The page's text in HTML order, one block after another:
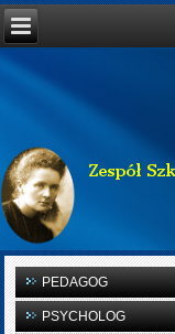
PEDAGOG
PSYCHOLOG